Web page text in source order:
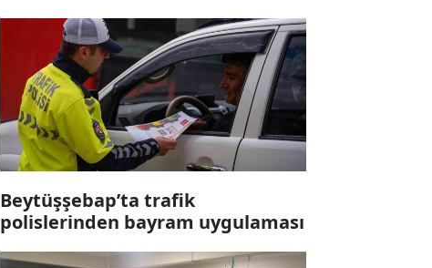
Beytüşşebap’ta trafik
polislerinden bayram uygulaması